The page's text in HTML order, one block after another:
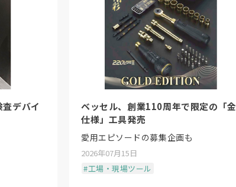
デバイ
ベッセル、創業110周年で限定の「金
仕様」工具発売
愛用エピソードの募集企画も
2026年07月15日
#工場・現場ツール